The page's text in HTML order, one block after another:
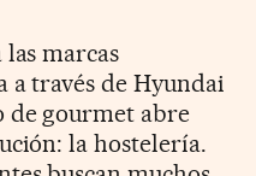
marcas
a través de Hyundai
de gourmet abre
la hostelería.